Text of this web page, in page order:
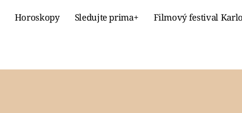
Horoskopy Sledujte prima+ Filmový festival